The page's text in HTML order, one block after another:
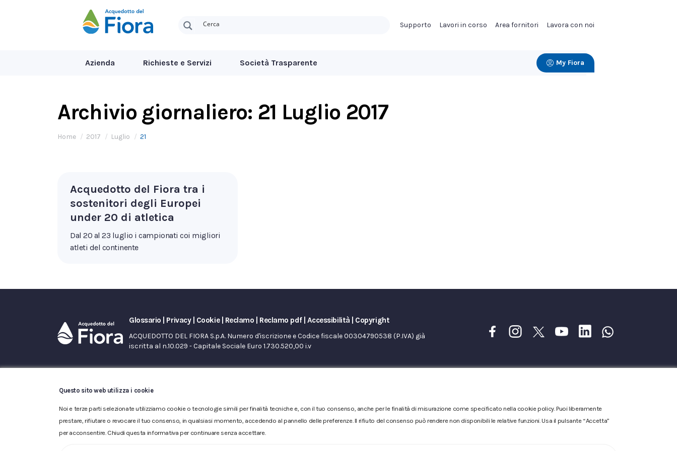
Supporto Lavori in corso Area fornitori Lavora con noi
Azienda Richieste e Servizi Società Trasparente My Fiora
Archivio giornaliero: 21 Luglio 2017
Tu sei qui:
Home 2017 Luglio 21
Acquedotto del Fiora tra i
sostenitori degli Europei
under 20 di atletica
Dal 20 al 23 luglio i campionati coi migliori
atleti del continente
Glossario Privacy| Cookie| Reclamo Reclamo pdf| Accessibilità Copyright
ACQUEDOTTO DEL FIORA S.p.A. Numero d'iscrizione e Codice fiscale 00304790538 (P.IVA) già
iscritta al n.10.029 - Capitale Sociale Euro 1.730.520,00 i.v
Questo sito web utilizza i cookie
Noi e terze parti selezionate utilizziamo cookie o tecnologie simili per finalità tecniche e, con il tuo consenso, anche per le finalità di misurazione come specificato nella cookie policy. Puoi liberamente
prestare, rifiutare o revocare il tuo consenso, in qualsiasi momento, accedendo al pannello delle preferenze. Il rifiuto del consenso può rendere non disponibili le relative funzioni. Usa il pulsante “Accetta”
per acconsentire. Chiudi questa informativa per continuare senza accettare.